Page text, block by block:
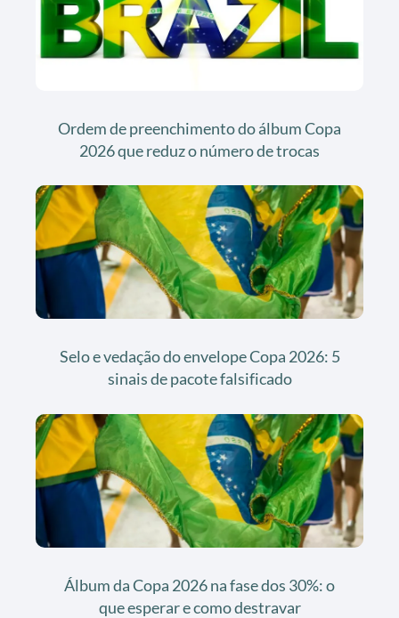
Ordem de preenchimento do álbum Copa
2026 que reduz o número de trocas
Selo e vedação do envelope Copa 2026: 5
sinais de pacote falsificado
Álbum da Copa 2026 na fase dos 30%: o
que esperar e como destravar